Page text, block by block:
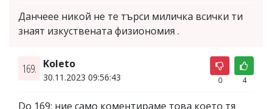
Данчеее никой не те търси миличка всички ти
знаят изкуствената физиономия .
169. Koleto
30.11.2023 09:56:43 0 4
Do 169: ние само коментираме това което тя